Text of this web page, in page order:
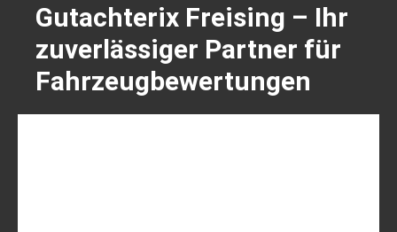
Gutachterix Freising – Ihr
zuverlässiger Partner für
Fahrzeugbewertungen